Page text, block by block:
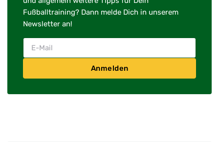
Fußballtraining? Dann melde Dich in unserem
Newsletter an!
Anmelden